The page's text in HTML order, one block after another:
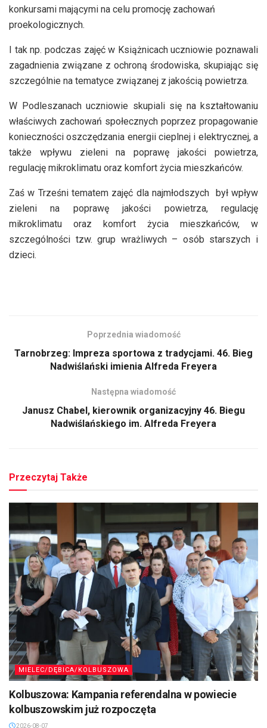
konkursami mającymi na celu promocję zachowań
proekologicznych.
I tak np. podczas zajęć w Książnicach uczniowie poznawali
zagadnienia związane z ochroną środowiska, skupiając się
szczególnie na tematyce związanej z jakością powietrza.
W Podleszanach uczniowie skupiali się na kształtowaniu
właściwych zachowań społecznych poprzez propagowanie
konieczności oszczędzania energii cieplnej i elektrycznej, a
także wpływu zieleni na poprawę jakości powietrza,
regulację mikroklimatu oraz komfort życia mieszkańców.
Zaś w Trześni tematem zajęć dla najmłodszych był wpływ
zieleni na poprawę jakości powietrza, regulację
mikroklimatu oraz komfort życia mieszkańców, w
szczególności tzw. grup wrażliwych – osób starszych i
dzieci.
Poprzednia wiadomość
Tarnobrzeg: Impreza sportowa z tradycjami. 46. Bieg
Nadwiślański imienia Alfreda Freyera
Następna wiadomość
Janusz Chabel, kierownik organizacyjny 46. Biegu
Nadwiślańskiego im. Alfreda Freyera
Przeczytaj Także
MIELEC/DĘBICA/KOLBUSZOWA
Kolbuszowa: Kampania referendalna w powiecie
kolbuszowskim już rozpoczęta
2026-08-07